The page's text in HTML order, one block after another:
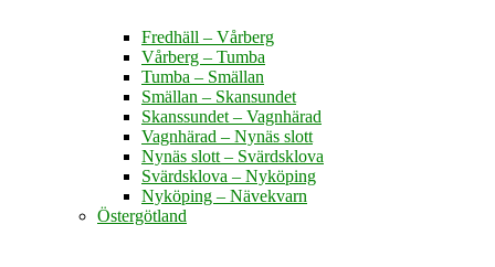
Fredhäll – Vårberg
Vårberg – Tumba
Tumba – Smällan
Smällan – Skansundet
Skanssundet – Vagnhärad
Vagnhärad – Nynäs slott
Nynäs slott – Svärdsklova
Svärdsklova – Nyköping
Nyköping – Nävekvarn
Östergötland